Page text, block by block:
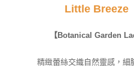
Little Breeze
【Botanical Garden
精緻蕾絲交織自然靈感，細